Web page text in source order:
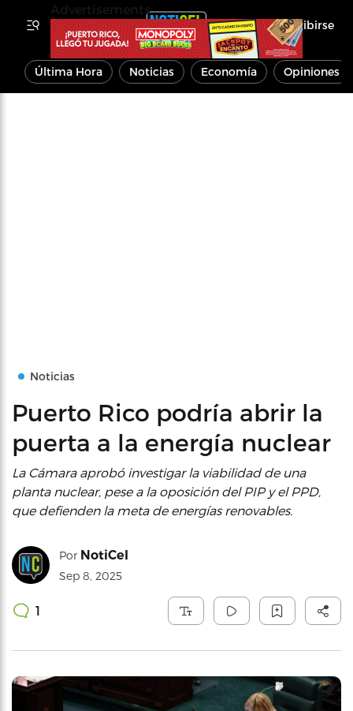
Inscribirse
Última Hora Noticias Economía Opiniones
Noticias
Puerto Rico podría abrir la
puerta a la energía nuclear
La Cámara aprobó investigar la viabilidad de una
planta nuclear, pese a la oposición del PIP y el PPD,
que defienden la meta de energías renovables.
Por NotiCel
Sep 8, 2025
1
Advertisements